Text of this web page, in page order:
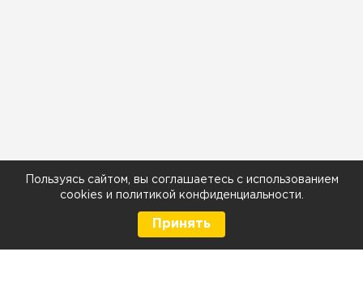
Пользуясь сайтом, вы соглашаетесь с использованием
cookies и политикой конфиденциальности
Принять